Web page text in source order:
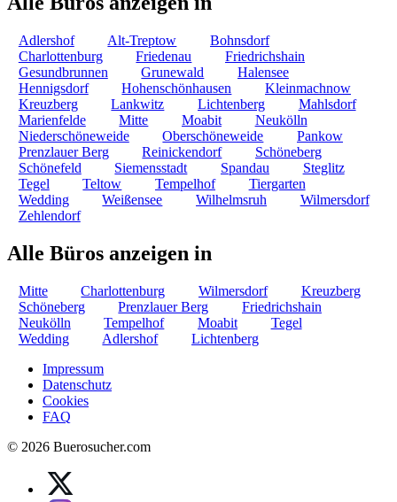
Adlershof Alt-Treptow
Bohnsdorf
Charlottenburg
Friedenau
Friedrichshain
Gesundbrunnen
Grunewald
Halensee
Hennigsdorf
Hohenschönhausen
Kleinmachnow
Kreuzberg
Lankwitz Lichtenberg
Mahlsdorf
Marienfelde
Mitte Moabit
Neukölln
Niederschöneweide
Oberschöneweide
Pankow
Prenzlauer Berg
Reinickendorf
Schöneberg
Schönefeld
Siemensstadt Spandau
Steglitz
Tegel
Teltow Tempelhof
Tiergarten
Wedding
Weißensee Wilhelmsruh
Wilmersdorf
Zehlendorf
Alle Büros anzeigen in
Mitte Charlottenburg Wilmersdorf
Kreuzberg
Schöneberg
Prenzlauer Berg
Friedrichshain
Neukölln
Tempelhof Moabit
Tegel
Wedding
Adlershof
Lichtenberg
Impressum
Datenschutz
Cookies
FAQ
© 2026 Buerosucher.com